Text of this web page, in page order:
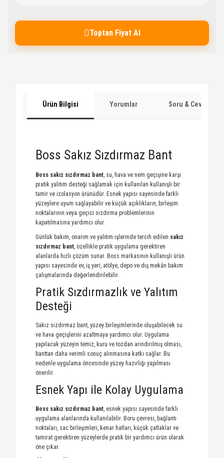
Toptan Fiyat Al
Ürün Bilgisi Yorumlar Soru & Cevap
Boss Sakız Sızdırmaz Bant
Boss sakız sızdırmaz bant, su, hava ve nem geçişine karşı
pratik yalıtım desteği sağlamak için kullanılan kullanışlı bir
tamir ve izolasyon ürünüdür. Esnek yapısı sayesinde farklı
yüzeylere uyum sağlayabilir ve küçük açıklıkların, birleşim
noktalarının veya geçici sızdırma problemlerinin
kapatılmasına yardımcı olur.
Günlük bakım, onarım ve yalıtım işlerinde tercih edilen sakız
sızdırmaz bant, özellikle pratik uygulama gerektiren
alanlarda hızlı çözüm sunar. Boss markasının kullanışlı ürün
yapısı sayesinde ev, iş yeri, atölye, depo ve dış mekân bakım
çalışmalarında değerlendirilebilir.
Pratik Sızdırmazlık ve Yalıtım
Desteği
Sakız sızdırmaz bant, yüzey birleşimlerinde oluşabilecek su
ve hava geçişlerini azaltmaya yardımcı olur. Uygulama
yapılacak yüzeyin temiz, kuru ve tozdan arındırılmış olması,
banttan daha verimli sonuç alınmasına katkı sağlar. Bu
nedenle uygulama öncesinde yüzey hazırlığı yapılması
önerilir.
Esnek Yapı ile Kolay Uygulama
Boss sakız sızdırmaz bant, esnek yapısı sayesinde farklı
uygulama alanlarında kullanılabilir. Boru çevresi, bağlantı
noktaları, sac birleşimleri, kenar hatları, küçük çatlaklar ve
tamirat gerektiren yüzeylerde pratik bir yardımcı ürün olarak
öne çıkar.